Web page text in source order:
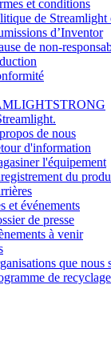
et conditions
de Streamlight
d’Inventor
de non-
de nous
d'information
l'équipement
du
et événements
de presse
à venir
que nous
de recyclage